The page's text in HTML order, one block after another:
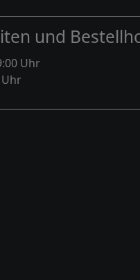
und
Uhr
Uhr